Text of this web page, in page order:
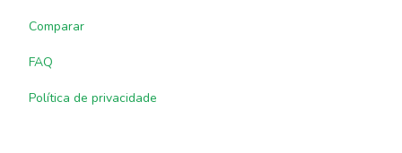
Comparar
FAQ
Política de privacidade